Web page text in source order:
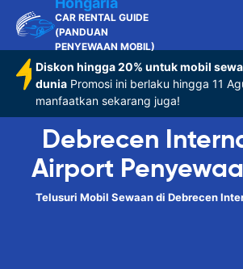
CAR RENTAL GUIDE
(PANDUAN
PENYEWAAN MOBIL)
Diskon hingga 20% untuk mobil
dunia Promosi ini berlaku hingga 11
manfaatkan sekarang juga!
Debrecen
Airport
Telusuri Mobil Sewaan di Debrecen